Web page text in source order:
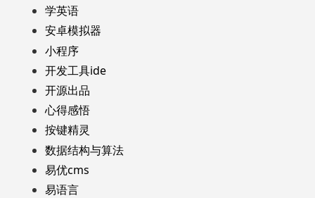
学英语
安卓模拟器
小程序
开发工具ide
开源出品
心得感悟
按键精灵
数据结构与算法
易优cms
易语言